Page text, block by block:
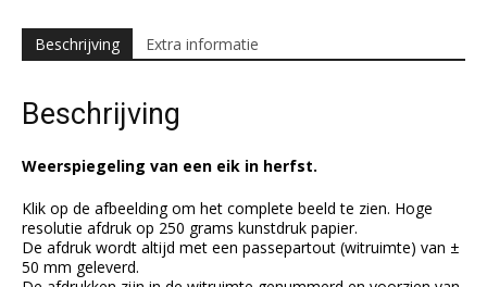
Beschrijving Extra informatie
Beschrijving
Weerspiegeling van een eik in herfst.
Klik op de afbeelding om het complete beeld te zien. Hoge
resolutie afdruk op 250 grams kunstdruk papier.
De afdruk wordt altijd met een passepartout (witruimte) van ±
50 mm geleverd.